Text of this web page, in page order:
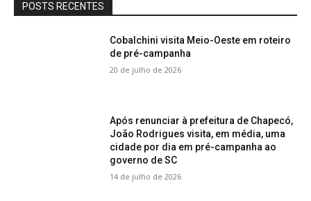
POSTS RECENTES
Cobalchini visita Meio-Oeste em roteiro
de pré-campanha
20 de julho de 2026
Após renunciar à prefeitura de Chapecó,
João Rodrigues visita, em média, uma
cidade por dia em pré-campanha ao
governo de SC
14 de julho de 2026